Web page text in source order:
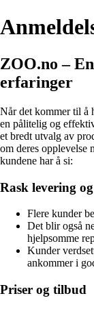
ZOO.no –
erfaringer
Når det kommer til å
en pålitelig og
et bredt utvalg av
om deres opplevelse
kundene har å si:
Rask levering
Flere kunder
Det blir også
hjelpsomme
Kunder
ankommer i
Priser og tilbud